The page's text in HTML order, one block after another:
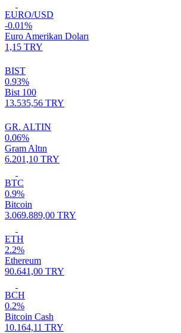
EURO/USD
-0.01%
Euro Amerikan Doları
1,15 TRY
BIST
0.93%
Bist 100
13.535,56 TRY
GR. ALTIN
0.06%
Gram Altın
6.201,10 TRY
BTC
0.9%
Bitcoin
3.069.889,00 TRY
ETH
2.2%
Ethereum
90.641,00 TRY
BCH
0.2%
Bitcoin Cash
10.164,11 TRY